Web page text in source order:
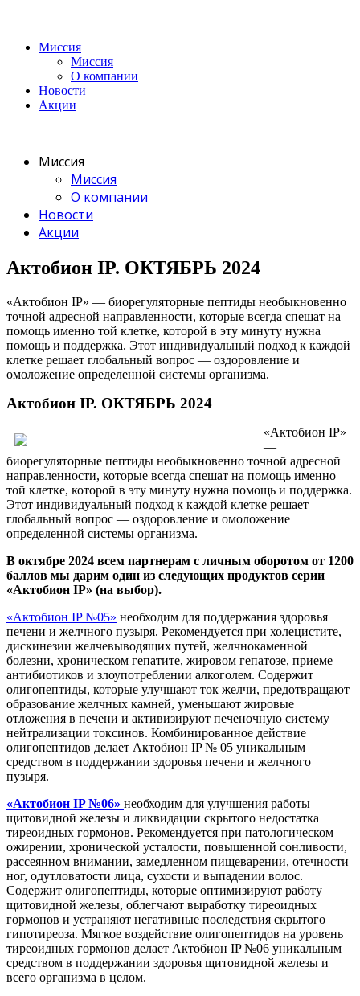
Миссия
Миссия
О компании
Новости
Акции
Миссия
Миссия
О компании
Новости
Акции
Актобион IP. ОКТЯБРЬ 2024
«Актобион IP» — биорегуляторные пептиды необыкновенно
точной адресной направленности, которые всегда спешат на
помощь именно той клетке, которой в эту минуту нужна
помощь и поддержка. Этот индивидуальный подход к каждой
клетке решает глобальный вопрос — оздоровление и
омоложение определенной системы организма.
Актобион IP. ОКТЯБРЬ 2024
«Актобион IP»
—
биорегуляторные пептиды необыкновенно точной адресной
направленности, которые всегда спешат на помощь именно
той клетке, которой в эту минуту нужна помощь и поддержка.
Этот индивидуальный подход к каждой клетке решает
глобальный вопрос — оздоровление и омоложение
определенной системы организма.
В октябре 2024 всем партнерам с личным оборотом от 1200
баллов мы дарим один из следующих продуктов серии
«Актобион IP» (на выбор).
«Актобион IP №05» необходим для поддержания здоровья
печени и желчного пузыря. Рекомендуется при холецистите,
дискинезии желчевыводящих путей, желчнокаменной
болезни, хроническом гепатите, жировом гепатозе, приеме
антибиотиков и злоупотреблении алкоголем. Содержит
олигопептиды, которые улучшают ток желчи, предотвращают
образование желчных камней, уменьшают жировые
отложения в печени и активизируют печеночную систему
нейтрализации токсинов. Комбинированное действие
олигопептидов делает Актобион IP № 05 уникальным
средством в поддержании здоровья печени и желчного
пузыря.
«Актобион IP №06» необходим для улучшения работы
щитовидной железы и ликвидации скрытого недостатка
тиреоидных гормонов. Рекомендуется при патологическом
ожирении, хронической усталости, повышенной сонливости,
рассеянном внимании, замедленном пищеварении, отечности
ног, одутловатости лица, сухости и выпадении волос.
Содержит олигопептиды, которые оптимизируют работу
щитовидной железы, облегчают выработку тиреоидных
гормонов и устраняют негативные последствия скрытого
гипотиреоза. Мягкое воздействие олигопептидов на уровень
тиреоидных гормонов делает Актобион IP №06 уникальным
средством в поддержании здоровья щитовидной железы и
всего организма в целом.